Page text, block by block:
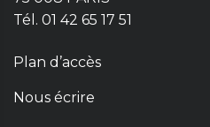
Tél. 01 42 65 17 51
Plan d’accès
Nous écrire